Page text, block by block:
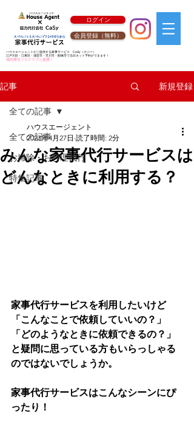
ログイン
会員登録（無料）
ハウスエージェントがご提供する家事サービス CaSy （カジー）
江戸川区・江東区・浦安市・市川市・船橋市で当日ネット予約ができます！
福利厚生リロクラブと提携！
記事 新規登録
全ての記事
お掃除・お料理代行
特集記事
全ての記事
みんな家事代行サービスは
どんなときに利用する？
ハウスエージェント
2023年4月27日 読了時間: 2分
家事代行サービスを利用したいけど
「こんなことで依頼していいの？」
「どのようなときに依頼できるの？」
と疑問に思っている方もいらっしゃる
のではないでしょうか。
家事代行サービスはこんなシーンにぴ
ったり！